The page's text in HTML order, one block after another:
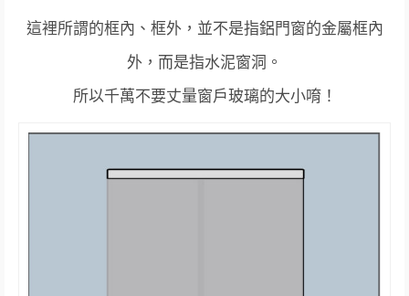
這裡所謂的框內、框外，並不是指鋁門窗的金屬框內
外，而是指水泥窗洞。
所以千萬不要丈量窗戶玻璃的大小唷！